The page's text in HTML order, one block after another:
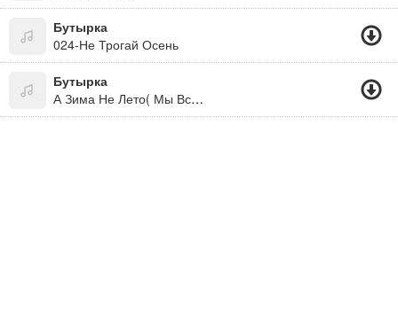
Бутырка
024-Не Трогай Осень
Бутырка
А Зима Не Лето( Мы Все Живем Под Богом. Не Забывайте! )